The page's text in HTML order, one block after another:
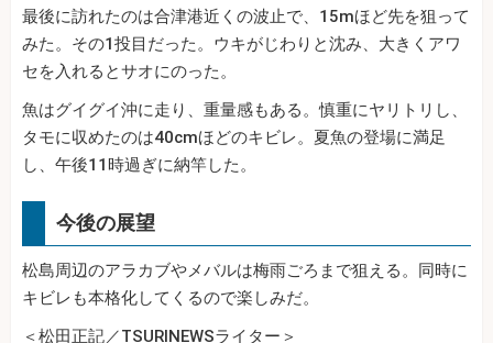
最後に訪れたのは合津港近くの波止で、15mほど先を狙って
みた。その1投目だった。ウキがじわりと沈み、大きくアワ
セを入れるとサオにのった。
魚はグイグイ沖に走り、重量感もある。慎重にヤリトリし、
タモに収めたのは40cmほどのキビレ。夏魚の登場に満足
し、午後11時過ぎに納竿した。
今後の展望
松島周辺のアラカブやメバルは梅雨ごろまで狙える。同時に
キビレも本格化してくるので楽しみだ。
＜松田正記／TSURINEWSライター＞